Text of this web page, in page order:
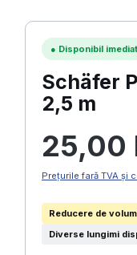
● Disponibil imediat
Schäfer
2,5 m
25,00
Prețurile fară TVA și
Reducere de
Diverse lungimi